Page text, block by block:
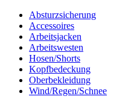
Absturzsicherung
Accessoires
Arbeitsjacken
Arbeitswesten
Hosen/Shorts
Kopfbedeckung
Oberbekleidung
Wind/Regen/Schnee